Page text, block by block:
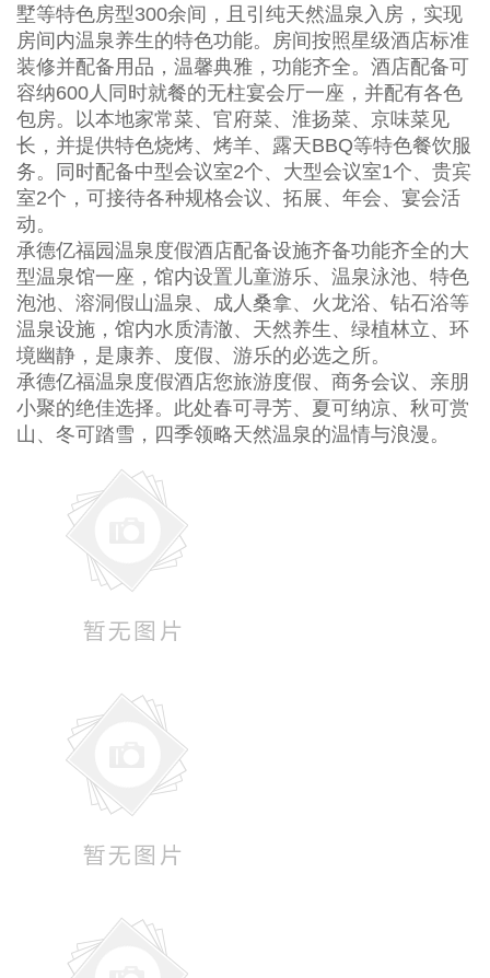
墅等特色房型300余间，且引纯天然温泉入房，实现
房间内温泉养生的特色功能。房间按照星级酒店标准
装修并配备用品，温馨典雅，功能齐全。酒店配备可
容纳600人同时就餐的无柱宴会厅一座，并配有各色
包房。以本地家常菜、官府菜、淮扬菜、京味菜见
长，并提供特色烧烤、烤羊、露天BBQ等特色餐饮服
务。同时配备中型会议室2个、大型会议室1个、贵宾
室2个，可接待各种规格会议、拓展、年会、宴会活
动。
承德亿福园温泉度假酒店配备设施齐备功能齐全的大
型温泉馆一座，馆内设置儿童游乐、温泉泳池、特色
泡池、溶洞假山温泉、成人桑拿、火龙浴、钻石浴等
温泉设施，馆内水质清澈、天然养生、绿植林立、环
境幽静，是康养、度假、游乐的必选之所。
承德亿福温泉度假酒店您旅游度假、商务会议、亲朋
小聚的绝佳选择。此处春可寻芳、夏可纳凉、秋可赏
山、冬可踏雪，四季领略天然温泉的温情与浪漫。